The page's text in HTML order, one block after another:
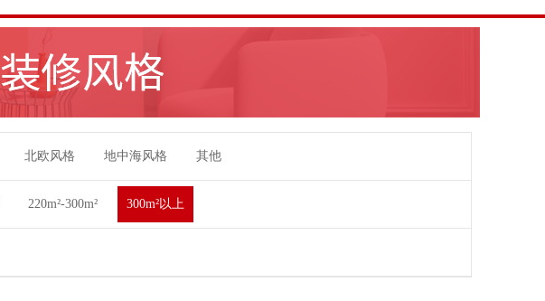
北欧风格 地中海风格 其他
220m²-300m² 300m²以上